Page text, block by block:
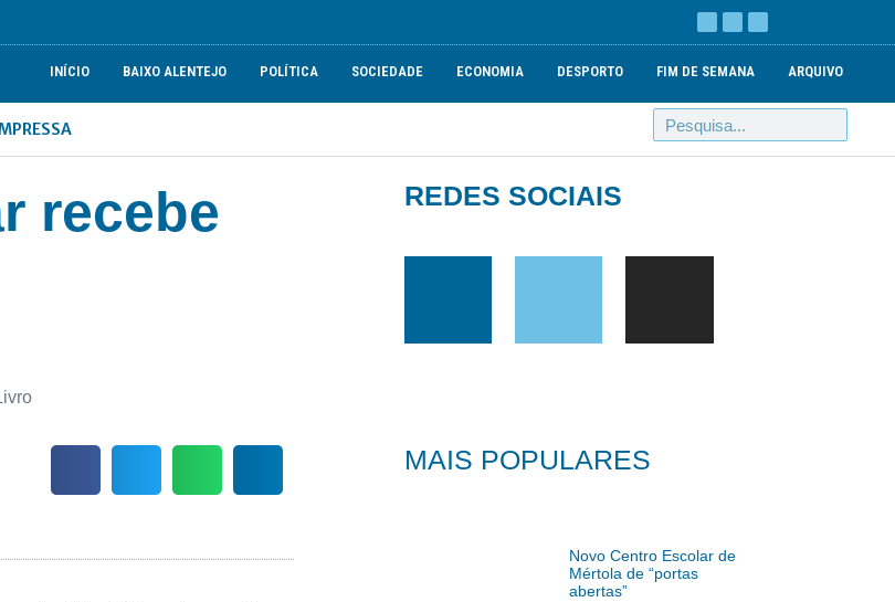
INÍCIO BAIXO ALENTEJO POLÍTICA SOCIEDADE ECONOMIA DESPORTO FIM DE SEMANA ARQUIVO
recebe
REDES SOCIAIS
MAIS POPULARES
Novo Centro Escolar de
Mértola de “portas
abertas”